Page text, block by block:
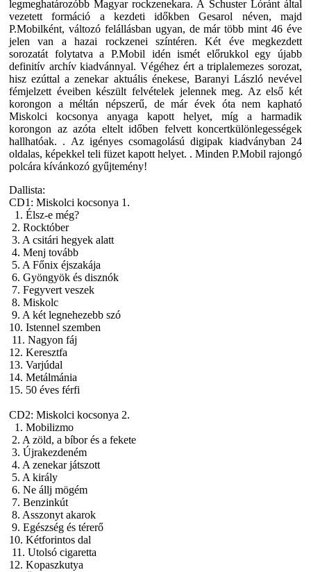
legmeghatározóbb Magyar rockzenekara. A Schuster Lóránt által
vezetett formáció a kezdeti időkben Gesarol néven, majd
P.Mobilként, változó felállásban ugyan, de már több mint 46 éve
jelen van a hazai rockzenei színtéren. Két éve megkezdett
sorozatát folytatva a P.Mobil idén ismét előrukkol egy újabb
definitív archív kiadvánnyal. Végéhez ért a triplalemezes sorozat,
hisz ezúttal a zenekar aktuális énekese, Baranyi László nevével
fémjelzett éveiben készült felvételek jelennek meg. Az első két
korongon a méltán népszerű, de már évek óta nem kapható
Miskolci kocsonya anyaga kapott helyet, míg a harmadik
korongon az azóta eltelt időben felvett koncertkülönlegességek
hallhatóak. . Az igényes csomagolású digipak kiadványban 24
oldalas, képekkel teli füzet kapott helyet. . Minden P.Mobil rajongó
polcára kívánkozó gyűjtemény!
Dallista:
CD1: Miskolci kocsonya 1.
1. Élsz-e még?
2. Rocktóber
3. A csitári hegyek alatt
4. Menj tovább
5. A Főnix éjszakája
6. Gyöngyök és disznók
7. Fegyvert veszek
8. Miskolc
9. A két legnehezebb szó
10. Istennel szemben
11. Nagyon fáj
12. Keresztfa
13. Varjúdal
14. Metálmánia
15. 50 éves férfi
CD2: Miskolci kocsonya 2.
1. Mobilizmo
2. A zöld, a bíbor és a fekete
3. Újrakezdeném
4. A zenekar játszott
5. A király
6. Ne állj mögém
7. Benzinkút
8. Asszonyt akarok
9. Egészség és térerő
10. Kétforintos dal
11. Utolsó cigaretta
12. Kopaszkutya